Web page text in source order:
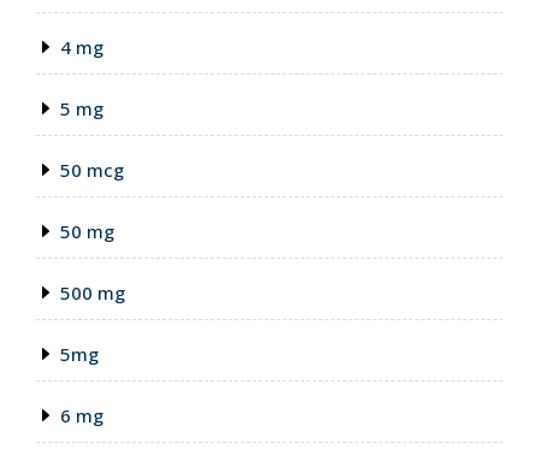
4 mg
5 mg
50 mcg
50 mg
500 mg
5mg
6 mg